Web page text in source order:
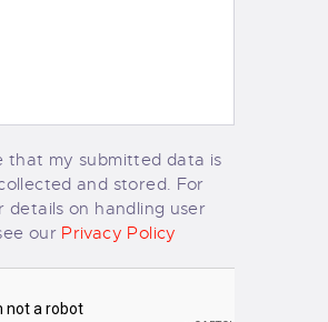
that my submitted data is
and stored. For
details on handling user
our Privacy Policy